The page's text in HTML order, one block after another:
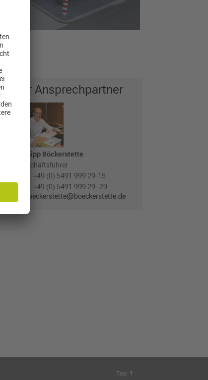
Ihr Ansprechpartner
Philipp Böckerstette
Geschäftsführer
+49 (0) 5491 999 29-15
+49 (0) 5491 999 29 -29
p.boeckerstette@boeckerstette.de
Top